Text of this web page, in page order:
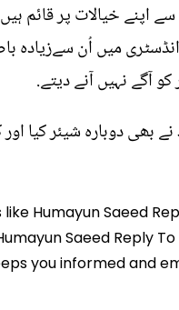
اپنے خیالات پر قائم
میں اُن
آگے نہیں آنے دیتے.
دوبارہ شیئر کیا اور
Humayun Saeed
Saeed Reply
you informed and